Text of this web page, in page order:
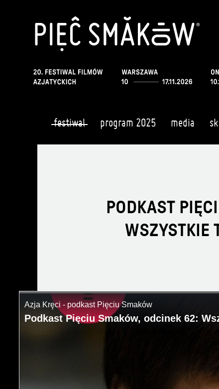
festiwal program 2025 media
PODKAST
WSZYSTKIE